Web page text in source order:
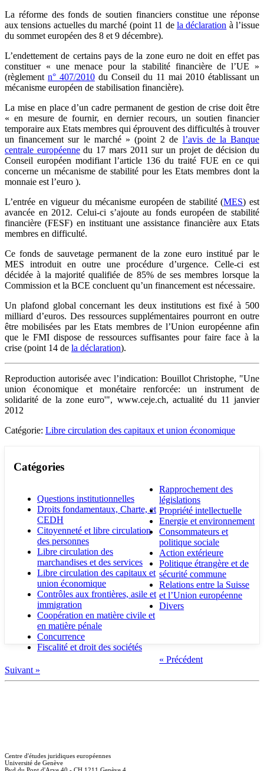
La réforme des fonds de soutien financiers constitue une réponse
aux tensions actuelles du marché (point 11 de la déclaration à l’issue
du sommet européen des 8 et 9 décembre).
L’endettement de certains pays de la zone euro ne doit en effet pas
constituer « une menace pour la stabilité financière de l’UE »
(règlement n° 407/2010 du Conseil du 11 mai 2010 établissant un
mécanisme européen de stabilisation financière).
La mise en place d’un cadre permanent de gestion de crise doit être
« en mesure de fournir, en dernier recours, un soutien financier
temporaire aux Etats membres qui éprouvent des difficultés à trouver
un financement sur le marché » (point 2 de l’avis de la Banque
centrale européennedu 17 mars 2011 sur un projet de décision du
Conseil européen modifiant l’article 136 du traité FUE en ce qui
concerne un mécanisme de stabilité pour les Etats membres dont la
monnaie est l’euro ).
L’entrée en vigueur du mécanisme européen de stabilité (MES) est
avancée en 2012. Celui-ci s’ajoute au fonds européen de stabilité
financière (FESF) en instituant une assistance financière aux Etats
membres en difficulté.
Ce fonds de sauvetage permanent de la zone euro institué par le
MES introduit en outre une procédure d’urgence. Celle-ci est
décidée à la majorité qualifiée de 85% de ses membres lorsque la
Commission et la BCE concluent qu’un financement est nécessaire.
Un plafond global concernant les deux institutions est fixé à 500
milliard d’euros. Des ressources supplémentaires pourront en outre
être mobilisées par les Etats membres de l’Union européenne afin
que le FMI dispose de ressources suffisantes pour faire face à la
crise (point 14 de la déclaration).
Reproduction autorisée avec l’indication: Bouillot Christophe, "Une
union économique et monétaire renforcée: un instrument de
solidarité de la zone euro'", www.ceje.ch, actualité du 11 janvier
2012
Catégorie: Libre circulation des capitaux et union économique
Catégories
Questions institutionnelles
Droits fondamentaux, Charte, et
CEDH
Citoyenneté et libre circulation
des personnes
Libre circulation des
marchandises et des services
Libre circulation des capitaux et
union économique
Contrôles aux frontières, asile et
immigration
Coopération en matière civile et
en matière pénale
Concurrence
Fiscalité et droit des sociétés
Rapprochement des
législations
Propriété intellectuelle
Energie et environnement
Consommateurs et
politique sociale
Action extérieure
Politique étrangère et de
sécurité commune
Relations entre la Suisse
et l’Union européenne
Divers
« Précédent
Suivant »
Centre d'études juridiques européennes
Université de Genève